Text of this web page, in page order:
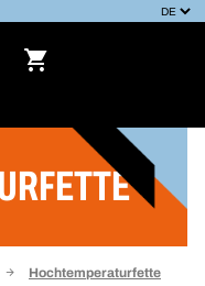
Hochtemperaturfette